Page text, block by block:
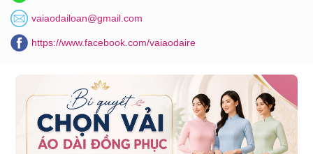
vaiaodailoan@gmail.com
https://www.facebook.com/vaiaodaire